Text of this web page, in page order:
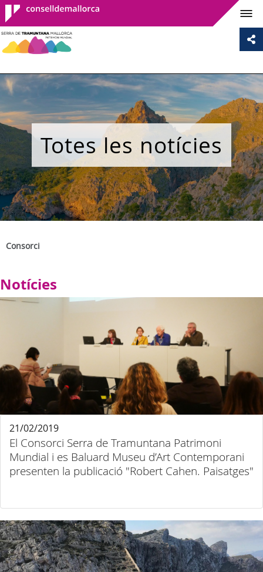
Consell de
Mallorca
Totes les notícies
Consorci
Notícies
El Consorci Serra de Tramuntana Patrimoni
Mundial i es Baluard Museu d’Art Contemporani
presenten la publicació "Robert Cahen. Paisatges"
21/02/2019